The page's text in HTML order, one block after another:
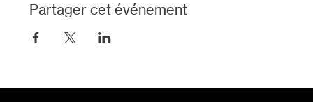
Partager cet événement